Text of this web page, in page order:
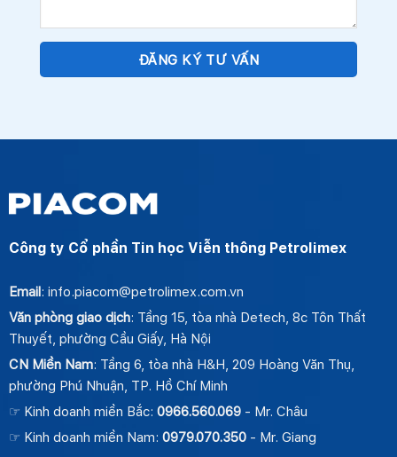
Công ty Cổ phần Tin học Viễn thông Petrolimex
Email: info.piacom@petrolimex.com.vn
Văn phòng giao dịch: Tầng 15, tòa nhà Detech, 8c Tôn Thất
Thuyết, phường Cầu Giấy, Hà Nội
CN Miền Nam: Tầng 6, tòa nhà H&H, 209 Hoàng Văn Thụ,
phường Phú Nhuận, TP. Hồ Chí Minh
☞ Kinh doanh miền Bắc: 0966.560.069- Mr. Châu
☞ Kinh doanh miền Nam: 0979.070.350- Mr. Giang